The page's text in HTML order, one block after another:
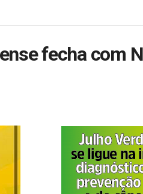
fecha com